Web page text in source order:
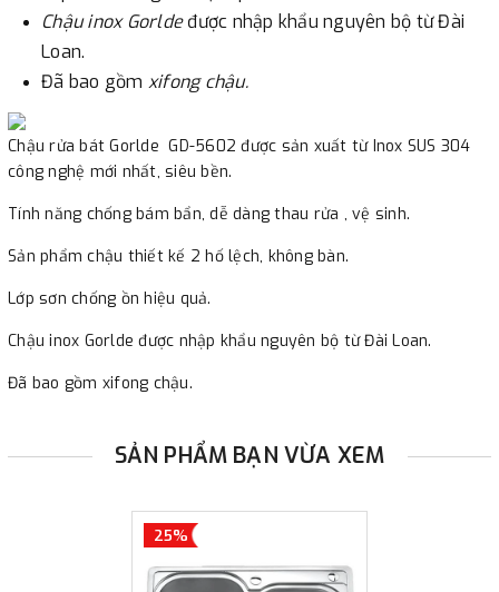
Chậu inox Gorldeđược nhập khẩu nguyên bộ từ Đài
Loan.
Đã bao gồm xifong chậu.
Chậu rửa bát Gorlde GD-5602 được sản xuất từ Inox SUS 304
công nghệ mới nhất, siêu bền.
Tính năng chống bám bẩn, dễ dàng thau rửa , vệ sinh.
Sản phẩm chậu thiết kế 2 hố lệch, không bàn.
Lớp sơn chống ồn hiệu quả.
Chậu inox Gorlde được nhập khẩu nguyên bộ từ Đài Loan.
Đã bao gồm xifong chậu.
SẢN PHẨM BẠN VỪA XEM
25%